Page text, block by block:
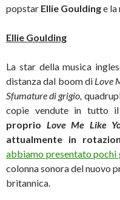
popstar Ellie Gouldinge la
Ellie Goulding
La star della musica
distanza dal boom di Love
Sfumature di grigio,
copie vendute in tutto il
proprio Love Me Like
attualmente in
abbiamo presentato pochi
colonna sonora del nuovo
britannica.